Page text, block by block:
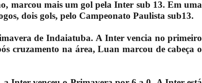
marcou mais um gol pela Inter sub 13. Em uma
dois gols, pelo Campeonato Paulista sub13.
de Indaiatuba. A Inter vencia no primeiro
cruzamento na área, Luan marcou de cabeça o